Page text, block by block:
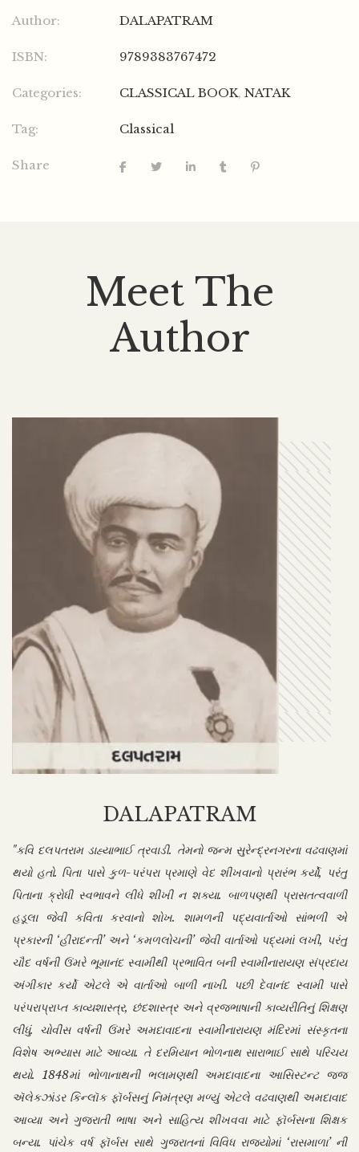
Author: DALAPATRAM
ISBN: 9789383767472
Categories: CLASSICAL BOOK, NATAK
Tag: Classical
Share
Meet The
Author
DALAPATRAM
"કવિ દલપતરામ ડાહ્યાભાઈ ત્રવાડી. તેમનો જન્મ સુરેન્દ્રનગરના વઢવાણમાં
થયો હતો. પિતા પાસે કુળ-પરંપરા પ્રમાણે વેદ શીખવાનો પ્રારંભ કર્યો, પરંતુ
પિતાના ક્રોધી સ્વભાવને લીધે શીખી ન શક્યા. બાળપણથી પ્રાસતત્વવાળી
હડૂલા જેવી કવિતા કરવાનો શોખ. શામળની પદ્યવાર્તાઓ સાંભળી એ
પ્રકારની ‘હીરાદન્તી’ અને ‘કમળલોચની’ જેવી વાર્તાઓ પદ્યમાં લખી, પરંતુ
ચૌદ વર્ષની ઉંમરે ભૂમાનંદ સ્વામીથી પ્રભાવિત બની સ્વામીનારાયણ સંપ્રદાય
અંગીકાર કર્યો એટલે એ વાર્તાઓ બાળી નાખી. પછી દેવાનંદ સ્વામી પાસે
પરંપરાપ્રાપ્ત કાવ્યશાસ્ત્ર, છંદશાસ્ત્ર અને વ્રજભાષાની કાવ્યરીતિનું શિક્ષણ
લીધું. ચોવીસ વર્ષની ઉંમરે અમદાવાદના સ્વામીનારાયણ મંદિરમાં સંસ્કૃતના
વિશેષ અભ્યાસ માટે આવ્યા. તે દરમિયાન ભોળનાથ સારાભાઈ સાથે પરિચય
થયો. 1848માં ભોળાનાથની ભલામણથી અમદાવાદના આસિસ્ટન્ટ જજ
ઍલેકઝાંડર કિન્લૉક ફૉર્બસનું નિમંત્રણ મળ્યું એટલે વઢવાણથી અમદાવાદ
આવ્યા અને ગુજરાતી ભાષા અને સાહિત્ય શીખવવા માટે ફૉર્બસના શિક્ષક
બન્યા. પાંચેક વર્ષ ફૉર્બસ સાથે ગુજરાતનાં વિવિધ રાજ્યોમાં ‘રાસમાળા’ ની